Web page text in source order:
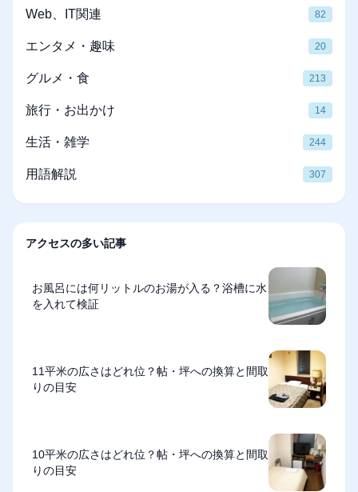
Web、IT関連 82
エンタメ・趣味 20
グルメ・食 213
旅行・お出かけ 14
生活・雑学 244
用語解説 307
アクセスの多い記事
お風呂には何リットルのお湯が入る？浴槽に水
を入れて検証
11平米の広さはどれ位？帖・坪への換算と間取
りの目安
10平米の広さはどれ位？帖・坪への換算と間取
りの目安